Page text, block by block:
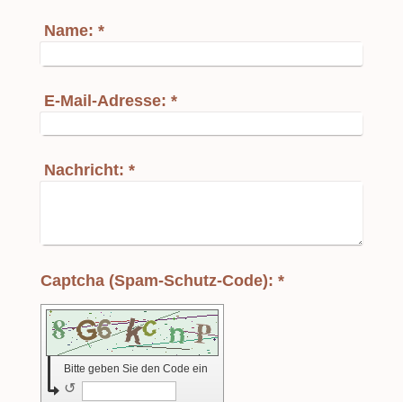
Name: *
E-Mail-Adresse: *
Nachricht: *
Captcha (Spam-Schutz-Code): *
Bitte geben Sie den Code ein
↺